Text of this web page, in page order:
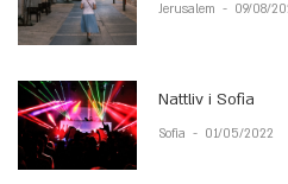
Jerusalem - 09/08/
Nattliv i Sofia
Sofia - 01/05/2022